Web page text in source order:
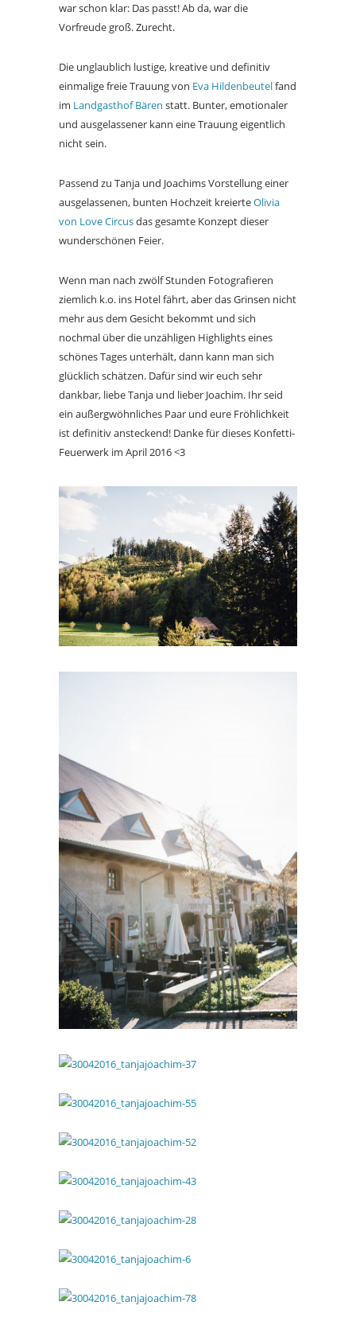
war schon klar: Das passt! Ab da, war die
Vorfreude groß. Zurecht.
Die unglaublich lustige, kreative und definitiv
einmalige freie Trauung von Eva Hildenbeutelfand
im Landgasthof Bären statt. Bunter, emotionaler
und ausgelassener kann eine Trauung eigentlich
nicht sein.
Passend zu Tanja und Joachims Vorstellung einer
ausgelassenen, bunten Hochzeit kreierteOlivia
von Love Circusdas gesamte Konzept dieser
wunderschönen Feier.
Wenn man nach zwölf Stunden Fotografieren
ziemlich k.o. ins Hotel fährt, aber das Grinsen nicht
mehr aus dem Gesicht bekommt und sich
nochmal über die unzähligen Highlights eines
schönes Tages unterhält, dann kann man sich
glücklich schätzen. Dafür sind wir euch sehr
dankbar, liebe Tanja und lieber Joachim. Ihr seid
ein außergwöhnliches Paar und eure Fröhlichkeit
ist definitiv ansteckend! Danke für dieses Konfetti-
Feuerwerk im April 2016 <3